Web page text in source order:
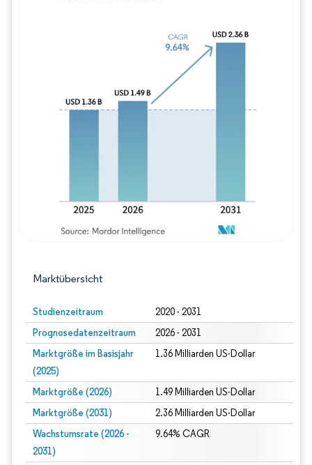
Marktübersicht
Studienzeitraum 2020 - 2031
Prognosedatenzeitraum 2026 - 2031
Marktgröße im Basisjahr
(2025)
1.36 Milliarden US-Dollar
Marktgröße (2026) 1.49 Milliarden US-Dollar
Marktgröße (2031) 2.36 Milliarden US-Dollar
Wachstumsrate (2026 -
2031)
9.64% CAGR